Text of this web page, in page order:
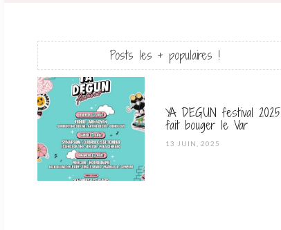
Posts les + populaires !
YA DEGUN festival 2025
fait bouger le Var
POSTED
13 JUIN, 2025